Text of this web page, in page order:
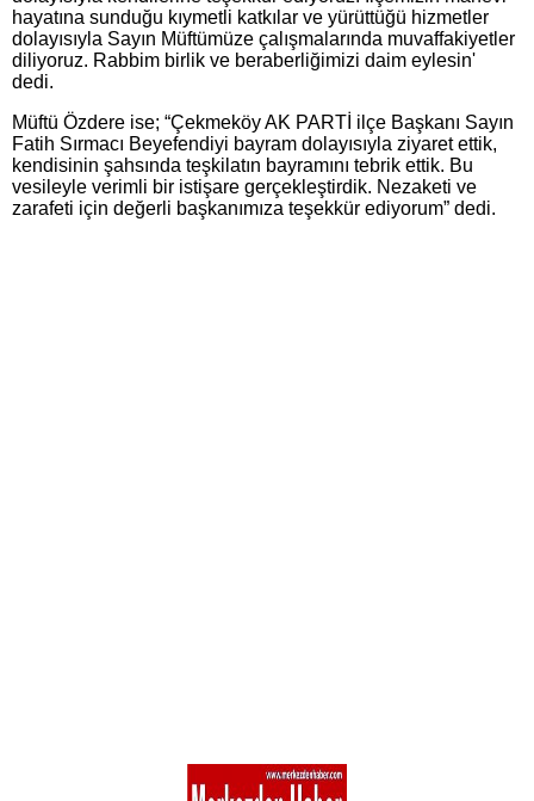
hayatına sunduğu kıymetli katkılar ve yürüttüğü hizmetler
dolayısıyla Sayın Müftümüze çalışmalarında muvaffakiyetler
diliyoruz. Rabbim birlik ve beraberliğimizi daim eylesin'
dedi.
Müftü Özdere ise; “Çekmeköy AK PARTİ ilçe Başkanı Sayın
Fatih Sırmacı Beyefendiyi bayram dolayısıyla ziyaret ettik,
kendisinin şahsında teşkilatın bayramını tebrik ettik. Bu
vesileyle verimli bir istişare gerçekleştirdik. Nezaketi ve
zarafeti için değerli başkanımıza teşekkür ediyorum” dedi.